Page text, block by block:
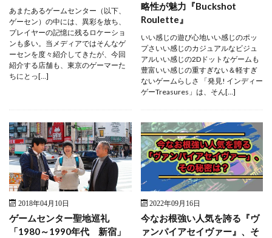
あまたあるゲームセンター（以下、
ゲーセン）の中には、異彩を放ち、
プレイヤーの記憶に残るロケーショ
ンも多い。当メディアではそんなゲ
ーセンを度々紹介してきたが、今回
紹介する店舗も、東京のゲーマーた
ちにとっ[…]
略性が魅力『Buckshot
Roulette』
いい感じの遊び心地いい感じのポッ
プさいい感じのカジュアルなビジュ
アルいい感じの2Dドットなゲームも
豊富いい感じの重すぎない＆軽すぎ
ないゲームらしさ 「発見! インディー
ゲーTreasures」は、そん[…]
2018年04月10日
ゲームセンター聖地巡礼
「1980～1990年代 新宿」
2022年09月16日
今なお根強い人気を誇る『ヴ
ァンパイアセイヴァー』、そ